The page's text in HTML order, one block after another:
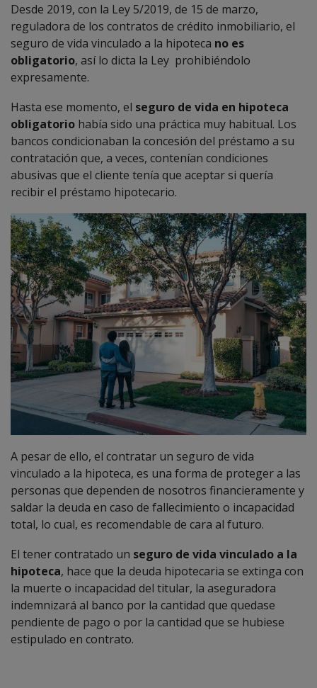
Desde 2019, con la Ley 5/2019, de 15 de marzo,
reguladora de los contratos de crédito inmobiliario, el
seguro de vida vinculado a la hipoteca no es
obligatorio, así lo dicta la Ley prohibiéndolo
expresamente.
Hasta ese momento, el seguro de vida en hipoteca
obligatorio había sido una práctica muy habitual. Los
bancos condicionaban la concesión del préstamo a su
contratación que, a veces, contenían condiciones
abusivas que el cliente tenía que aceptar si quería
recibir el préstamo hipotecario.
A pesar de ello, el contratar un seguro de vida
vinculado a la hipoteca, es una forma de proteger a las
personas que dependen de nosotros financieramente y
saldar la deuda en caso de fallecimiento o incapacidad
total, lo cual, es recomendable de cara al futuro.
El tener contratado un seguro de vida vinculado a la
hipoteca, hace que la deuda hipotecaria se extinga con
la muerte o incapacidad del titular, la aseguradora
indemnizará al banco por la cantidad que quedase
pendiente de pago o por la cantidad que se hubiese
estipulado en contrato.